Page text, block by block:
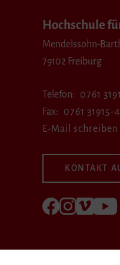
Hochschule
Mendelssohn-
79102 Freiburg
Telefon
0761
Fax
0761 31915-
E-Mail schreiben
KONTAKT
Folgen Sie uns
Folgen